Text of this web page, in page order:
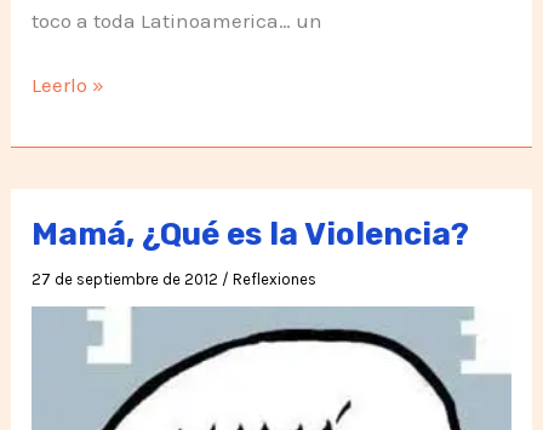
toco a toda Latinoamerica… un
Víctor
80
años
Leerlo »
Mamá, ¿Qué es la Violencia?
27 de septiembre de 2012 /Reflexiones